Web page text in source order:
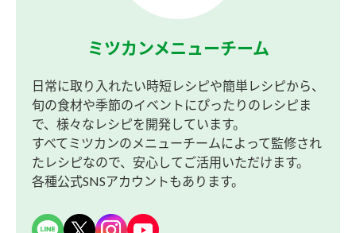
ミツカンメニューチーム
日常に取り入れたい時短レシピや簡単レシピから、
旬の食材や季節のイベントにぴったりのレシピま
で、様々なレシピを開発しています。
すべてミツカンのメニューチームによって監修され
たレシピなので、安心してご活用いただけます。
各種公式SNSアカウントもあります。